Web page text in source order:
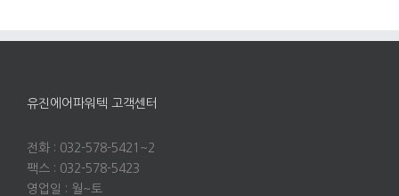
유진에어파워텍 고객센터
전화 : 032-578-5421~2
팩스 : 032-578-5423
영업일 : 월~토